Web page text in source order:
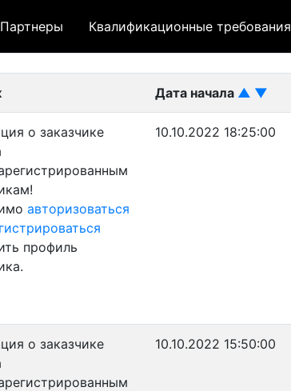
Партнеры Квалификационные требования
Дата начала ▲ ▼
о заказчике
авторизоваться
профиль
10.10.2022 18:25:00
о заказчике
10.10.2022 15:50:00